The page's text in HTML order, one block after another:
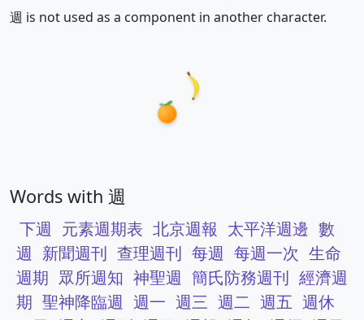
週 is not used as a component in another character.
Words with 週
下週 元素週期表 北京週報 太平洋週邊 數
週 新聞週刊 查理週刊 每週 每週一次 生命
週期 眾所週知 神聖週 簡氏防務週刊 經濟週
期 聖神降臨週 週一 週三 週二 週五 週休